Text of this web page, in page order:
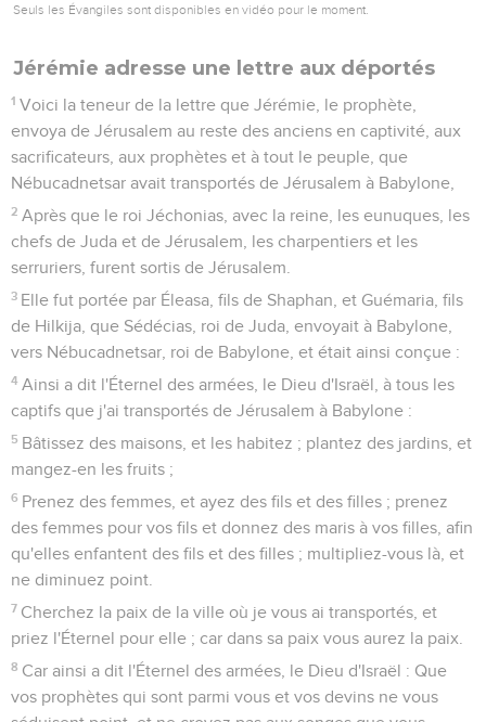
Seuls les Évangiles sont disponibles en vidéo pour le moment.
Jérémie adresse une lettre aux déportés
1 Voici la teneur de la lettre que Jérémie, le prophète,
envoya de Jérusalem au reste des anciens en captivité, aux
sacrificateurs, aux prophètes et à tout le peuple, que
Nébucadnetsar avait transportés de Jérusalem à Babylone,
2 Après que le roi Jéchonias, avec la reine, les eunuques, les
chefs de Juda et de Jérusalem, les charpentiers et les
serruriers, furent sortis de Jérusalem.
3 Elle fut portée par Éleasa, fils de Shaphan, et Guémaria, fils
de Hilkija, que Sédécias, roi de Juda, envoyait à Babylone,
vers Nébucadnetsar, roi de Babylone, et était ainsi conçue :
4 Ainsi a dit l'Éternel des armées, le Dieu d'Israël, à tous les
captifs que j'ai transportés de Jérusalem à Babylone :
5 Bâtissez des maisons, et les habitez ; plantez des jardins, et
mangez-en les fruits ;
6 Prenez des femmes, et ayez des fils et des filles ; prenez
des femmes pour vos fils et donnez des maris à vos filles, afin
qu'elles enfantent des fils et des filles ; multipliez-vous là, et
ne diminuez point.
7 Cherchez la paix de la ville où je vous ai transportés, et
priez l'Éternel pour elle ; car dans sa paix vous aurez la paix.
8 Car ainsi a dit l'Éternel des armées, le Dieu d'Israël : Que
vos prophètes qui sont parmi vous et vos devins ne vous